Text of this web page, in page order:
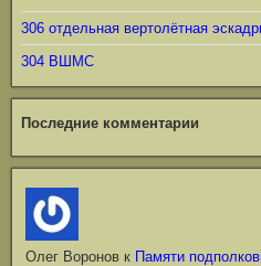
306 отдельная вертолётная
304 ВШМС
Последние комментарии
Олег Воронов к Памяти